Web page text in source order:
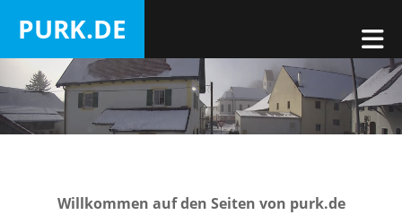
Inhalt
springen
PURK.DE
Purk
Willkommen auf den Seiten von purk.de